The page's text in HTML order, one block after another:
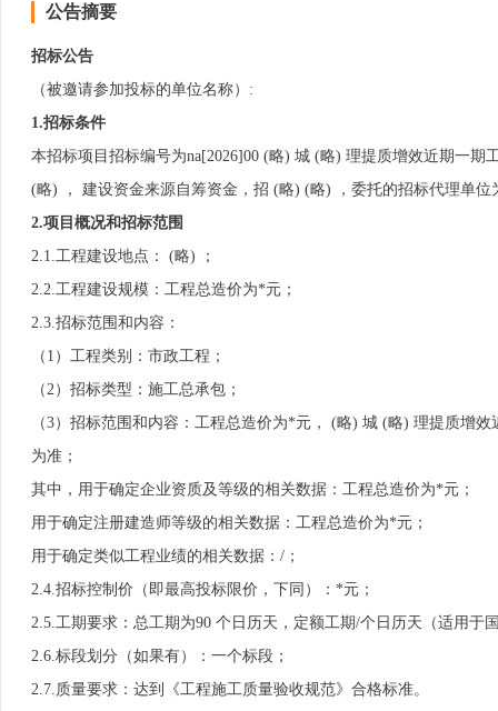
公告摘要
招标公告
（被邀请参加投标的单位名称）:
1.招标条件
本招标项目招标编号为na[2026]00 (略) 城 (略) 理提质增效近期一
(略) ， 建设资金来源自筹资金，招 (略) (略) ，委托的招标代理单
2.项目概况和招标范围
2.1.工程建设地点： (略) ；
2.2.工程建设规模：工程总造价为*元；
2.3.招标范围和内容：
（1）工程类别：市政工程；
（2）招标类型：施工总承包；
（3）招标范围和内容：工程总造价为*元， (略) 城 (略) 理提质增
为准；
其中，用于确定企业资质及等级的相关数据：工程总造价为*元；
用于确定注册建造师等级的相关数据：工程总造价为*元；
用于确定类似工程业绩的相关数据：/；
2.4.招标控制价（即最高投标限价，下同）：*元；
2.5.工期要求：总工期为90 个日历天，定额工期/个日历天（适用
2.6.标段划分（如果有）：一个标段；
2.7.质量要求：达到《工程施工质量验收规范》合格标准。